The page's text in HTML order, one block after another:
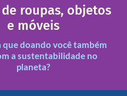
roupas, objetos
e móveis
que doando você também
a sustentabilidade no
planeta?
doações recebidas são
e divididas entre nossas
assim como outras
necessitadas.